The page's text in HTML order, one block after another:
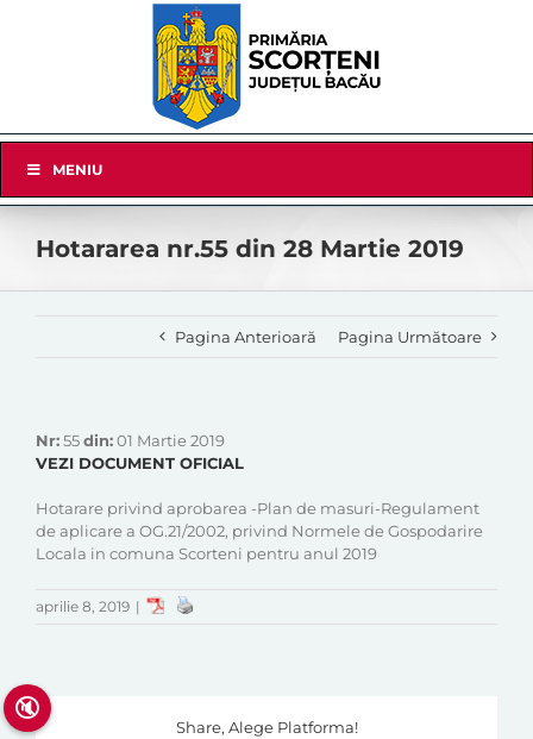
Navigation
MENIU
Hotararea nr.55 din 28 Martie 2019
Pagina Anterioară Pagina Următoare
Nr:55din:01 Martie 2019
VEZI DOCUMENT OFICIAL
Hotarare privind aprobarea -Plan de masuri-Regulament
de aplicare a OG.21/2002, privind Normele de Gospodarire
Locala in comuna Scorteni pentru anul 2019
aprilie 8, 2019 |
Share, Alege Platforma!
🔇